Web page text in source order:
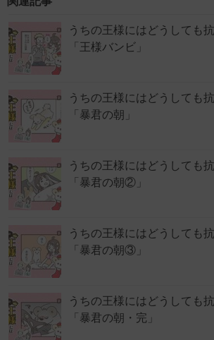
うちの王様にはどうしても
「王様バンビ」
うちの王様にはどうしても
「暴君の朝」
うちの王様にはどうしても
「暴君の朝②」
うちの王様にはどうしても
「暴君の朝③」
うちの王様にはどうしても
「暴君の朝・完」